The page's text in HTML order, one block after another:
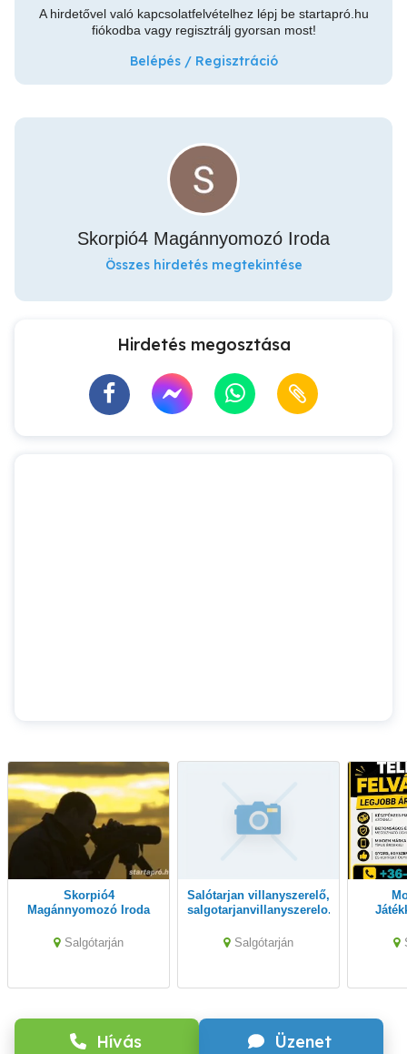
A hirdetővel való kapcsolatfelvételhez lépj be startapró.hu
fiókodba vagy regisztrálj gyorsan most!
Belépés / Regisztráció
Hívás Üzenet
Skorpió4 Magánnyomozó Iroda
Összes hirdetés megtekintése
Hirdetés megosztása
Skorpió4
Magánnyomozó Iroda
Salgótarján
Salótarjan villanyszerelő,
salgotarjanvillanyszerelo.hu
Salgótarján
Mobiltelefon-
korrekt